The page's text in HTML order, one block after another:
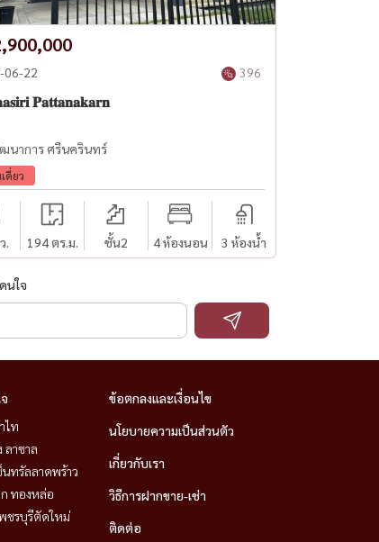
06-22 396
𝐏𝐚𝐭𝐭𝐚𝐧𝐚𝐤𝐚𝐫𝐧
นาการ ศรีนครินทร์
ดี่ยว
. 194 ตร.ม. ชั้น2 4 ห้องนอน 3 ห้องน้ำ
นใจ
ไท
ลาซาล
นทรัลลาดพร้าว
ทองหล่อ
ชรบุรีตัดใหม่
ข้อตกลงและเงื่อนไข
นโยบายความเป็นส่วนตัว
เกี่ยวกับเรา
วิธีการฝากขาย-เช่า
ติดต่อ